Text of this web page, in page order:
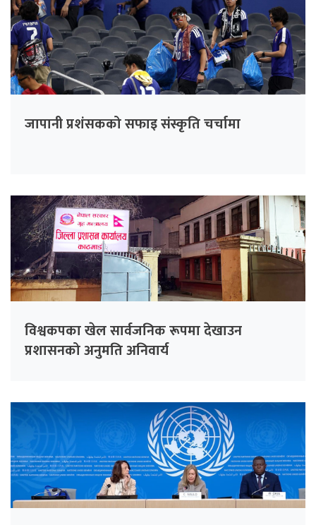
जापानी प्रशंसकको सफाइ संस्कृति चर्चामा
विश्वकपका खेल सार्वजनिक रूपमा देखाउन
प्रशासनको अनुमति अनिवार्य